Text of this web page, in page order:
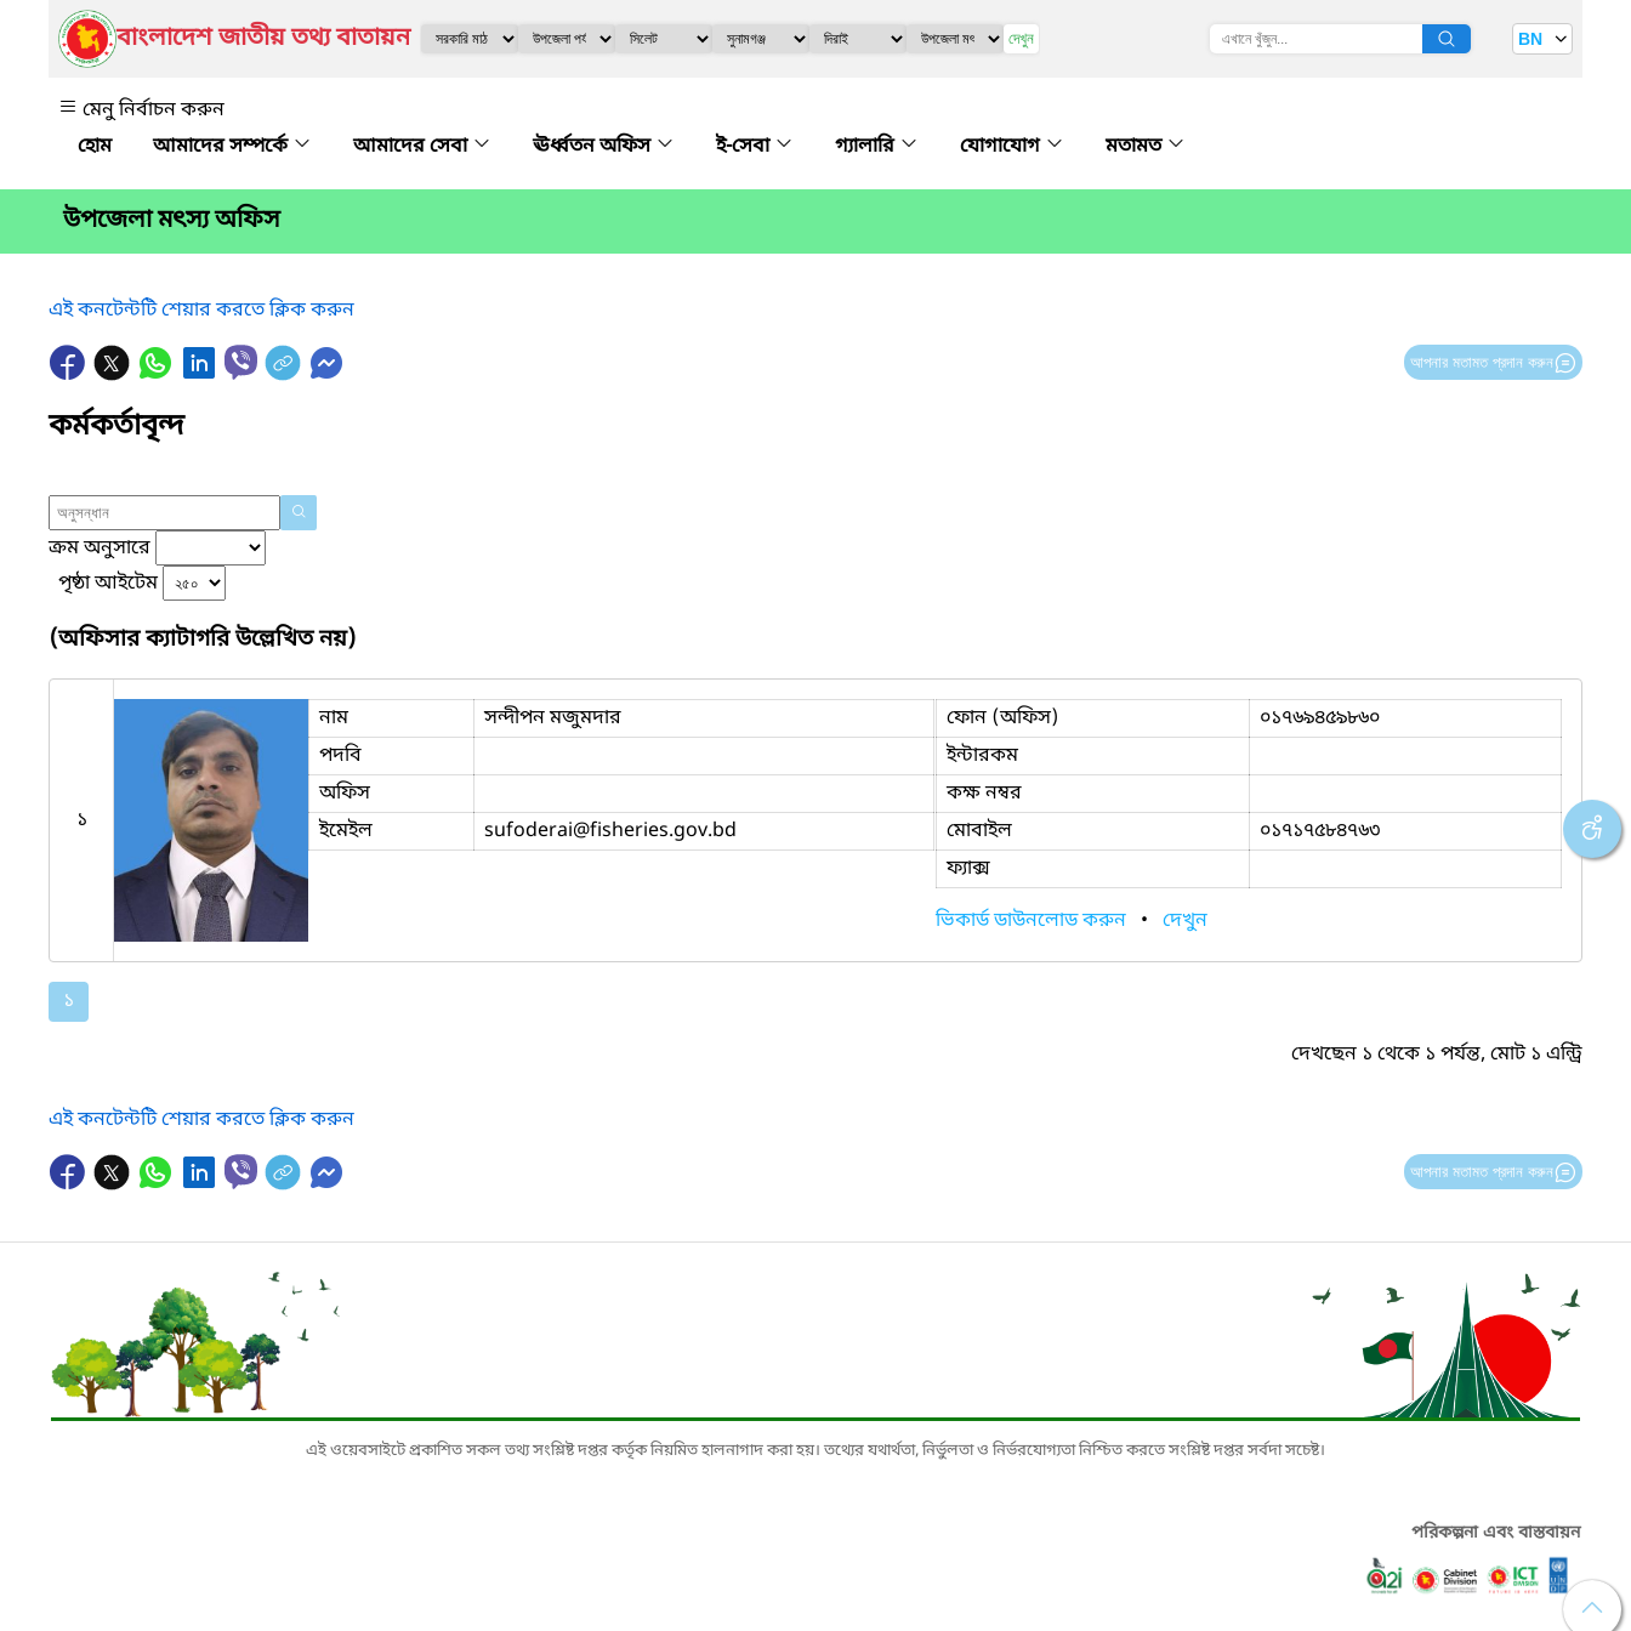
বাংলাদেশ জাতীয় তথ্য বাতায়ন দেখুন BN
মেনু নির্বাচন করুন
আমাদের সম্পর্কে
আমাদের সেবা ঊর্ধ্বতন অফিস ই-সেবা গ্যালারি যোগাযোগ মতামত
উপজেলা মৎস্য অফিস
এই কনটেন্টটি শেয়ার করতে ক্লিক করুন
আপনার মতামত প্রদান করুন
কর্মকর্তাবৃন্দ
ক্রম অনুসারে
পৃষ্ঠা আইটেম
(অফিসার ক্যাটাগরি উল্লেখিত নয়)
১
নাম
সন্দীপন মজুমদার
পদবি
অফিস
ইমেইল
sufoderai@fisheries.gov.bd
ফোন (অফিস)
০১৭৬৯৪৫৯৮৬০
ইন্টারকম
কক্ষ নম্বর
মোবাইল
০১৭১৭৫৮৪৭৬৩
ফ্যাক্স
ভিকার্ড ডাউনলোড করুন • দেখুন
১
দেখছেন ১ থেকে ১ পর্যন্ত, মোট ১ এন্ট্রি
এই কনটেন্টটি শেয়ার করতে ক্লিক করুন
আপনার মতামত প্রদান করুন
এই ওয়েবসাইটে প্রকাশিত সকল তথ্য সংশ্লিষ্ট দপ্তর কর্তৃক নিয়মিত হালনাগাদ করা হয়। তথ্যের যথার্থতা, নির্ভুলতা ও নির্ভরযোগ্যতা নিশ্চিত করতে সংশ্লিষ্ট দপ্তর সর্বদা সচেষ্ট।
পরিকল্পনা এবং বাস্তবায়ন